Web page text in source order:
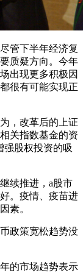
管下半年经济复
质疑方向。今年
出现更多积极因
很有可能实现正
，改革后的上证
关指数基金的资
强股权投资的吸
续推进，a股市
。疫情、疫苗进
素。
政策宽松趋势没
的市场趋势表示